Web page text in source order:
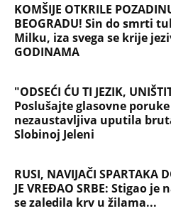
KOMŠIJE OTKRILE
BEOGRADU! Sin do smrti
Milku, iza svega se krije
GODINAMA
"ODSEĆI ĆU TI JEZIK,
Poslušajte glasovne
nezaustavljiva uputila
Slobinoj Jeleni
RUSI, NAVIJAČI SPARTAKA
JE VREĐAO SRBE: Stigao
se zaledila krv u žilama...